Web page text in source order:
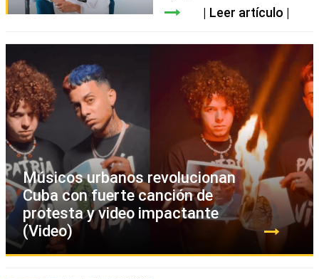
Leer artículo
Músicos urbanos revolucionan
Cuba con fuerte canción de
protesta y video impactante
(Video)